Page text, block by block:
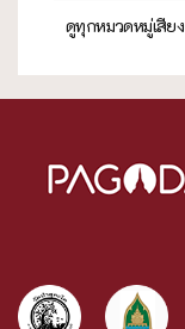
ดูทุกหมวดหมู่เสียง